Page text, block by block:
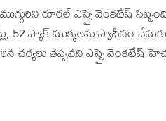
రూరల్ ఎస్సై వెంకటేష్
52 ప్యాక్ ముక్కలను స్వాధీనం
చర్యలు తప్పవని ఎస్సై వెంకటేష్